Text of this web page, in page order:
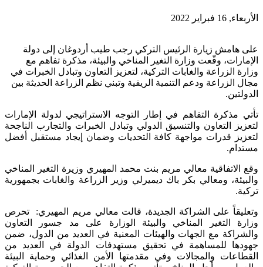
الأربعاء, 16 فبراير 2022
على هامش زيارة الرئيس التركي رجب طيب أردوغان إلى دولة
الإمارات، وقّعت وزارة التغير المناخي والبيئة، مذكرة تفاهم مع
وزارة الزراعة والغابات التركية، لتعزيز التعاون وتبادل الخبرات في
مجال الزراعة ودعم التنمية الريفية وتبني نظم الزراعة الحديثة بين
الدولتين.
تأتي مذكرة التفاهم في إطار التوجه الاستراتيجي لدولة الإمارات
لتعزيز التعاون والتنسيق الدولي وتبادل الخبرات والتجارب الناجحة
لتعزيز قدرات مواجهة كافة التحديات وضمان إيجاد مستقبل أفضل
مستدام.
وقع الاتفاقية معالي مريم بنت محمد المهيري وزيرة التغير المناخي
والبيئة، ومعالي بكر باك ديميرلي وزير الزراعة والغابات بجمهورية
تركية.
وتعليقاً على الشراكة الجديدة، قالت معالي مريم المهيري: تحرص
وزارة التغير المناخي والبيئة الوزارة على مد جسور التعاون
والشراكة مع الجهات والهيئات المعنية في العديد من الدول، ضمن
جهودها للمساهمة في تحقيق مستهدفات الدولة في العديد من
القطاعات والمجالات وفي مقدمتها الأمن الغذائي وحماية البيئة